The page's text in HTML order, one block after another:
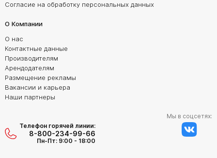
Согласие на обработку персональных данных
О Компании
О нас
Контактные данные
Производителям
Арендодателям
Размещение рекламы
Вакансии и карьера
Наши партнеры
Телефон горячей линии:
8-800-234-99-66
Пн-Пт: 9:00 - 18:00
Мы в соцсетях: